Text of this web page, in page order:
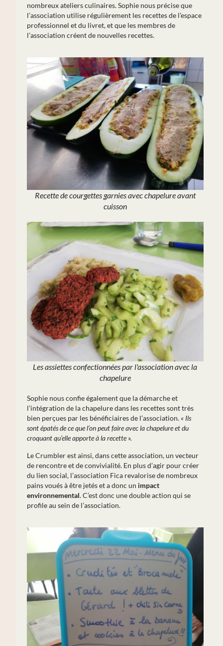
nombreux ateliers culinaires. Sophie nous précise que
l’association utilise régulièrement les recettes de l’espace
professionnel et du livret, et que les membres de
l’association créent de nouvelles recettes.
Recette de courgettes garnies avec chapelure avant
cuisson
Les assiettes confectionnées par l'association avec la
chapelure
Sophie nous confie également que la démarche et
l’intégration de la chapelure dans les recettes sont très
bien perçues par les bénéficiaires de l’association. « Ils
sont épatés de ce que l’on peut faire avec la chapelure et du
croquant qu’elle apporte à la recette ».
Le Crumbler est ainsi, dans cette association, un vecteur
de rencontre et de convivialité. En plus d’agir pour créer
du lien social, l’association Fica revalorise de nombreux
pains voués à être jetés et a donc un impact
environnemental. C’est donc une double action qui se
profile au sein de l’association.